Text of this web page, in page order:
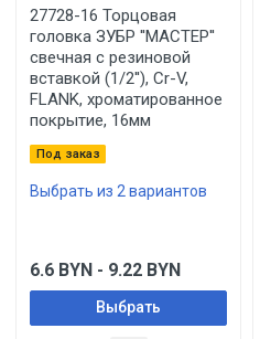
27728-16 Торцовая
головка ЗУБР ''МАСТЕР''
свечная с резиновой
вставкой (1/2''), Cr-V,
FLANK, хроматированное
покрытие, 16мм
Под заказ
Выбрать из 2 вариантов
6.6 BYN - 9.22 BYN
Выбрать